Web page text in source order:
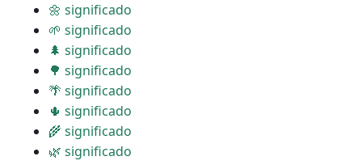
🌼 significado
🌱 significado
🌲 significado
🌳 significado
🌴 significado
🌵 significado
🌾 significado
🌿 significado